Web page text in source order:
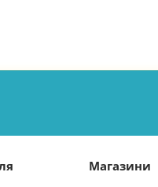
Магазини